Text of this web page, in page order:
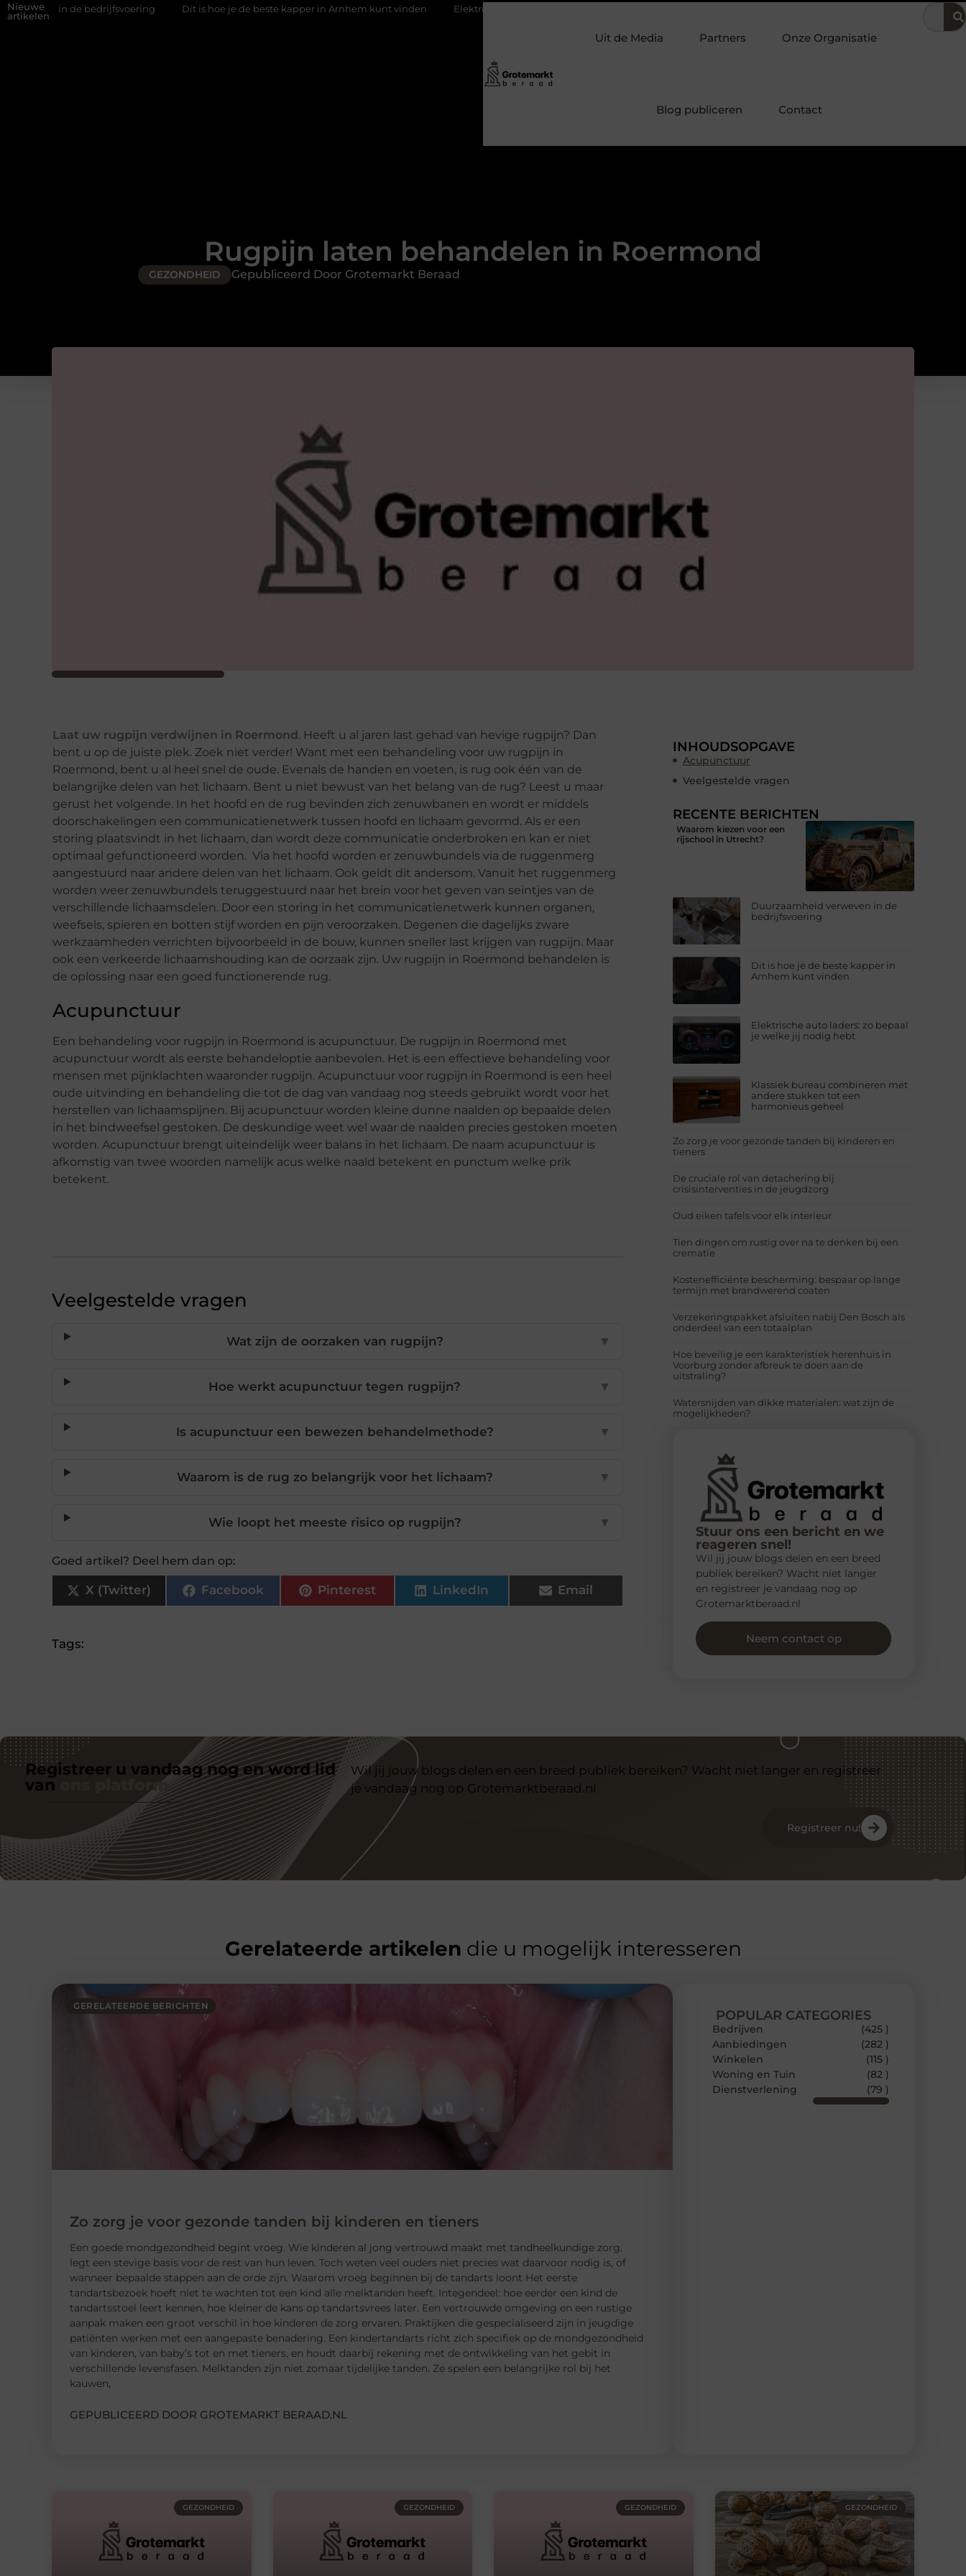
Nieuwe
artikelen
bedrijfsvoering Dit is hoe je de beste kapper in Arnhem kunt vinden Elektrische auto laders: zo bepaal je welke jij nodig hebt Klassiek bureau combineren met andere stukken tot een
Uit de Media Partners Onze Organisatie
Blog publiceren Contact
Rugpijn laten behandelen in Roermond
GEZONDHEID Gepubliceerd Door Grotemarkt Beraad
Laat uw rugpijn verdwijnen in Roermond. Heeft u al jaren last gehad van hevige rugpijn? Dan
bent u op de juiste plek. Zoek niet verder! Want met een behandeling voor uw rugpijn in
Roermond, bent u al heel snel de oude. Evenals de handen en voeten, is rug ook één van de
belangrijke delen van het lichaam. Bent u niet bewust van het belang van de rug? Leest u maar
gerust het volgende. In het hoofd en de rug bevinden zich zenuwbanen en wordt er middels
doorschakelingen een communicatienetwerk tussen hoofd en lichaam gevormd. Als er een
storing plaatsvindt in het lichaam, dan wordt deze communicatie onderbroken en kan er niet
optimaal gefunctioneerd worden. Via het hoofd worden er zenuwbundels via de ruggenmerg
aangestuurd naar andere delen van het lichaam. Ook geldt dit andersom. Vanuit het ruggenmerg
worden weer zenuwbundels teruggestuurd naar het brein voor het geven van seintjes van de
verschillende lichaamsdelen. Door een storing in het communicatienetwerk kunnen organen,
weefsels, spieren en botten stijf worden en pijn veroorzaken. Degenen die dagelijks zware
werkzaamheden verrichten bijvoorbeeld in de bouw, kunnen sneller last krijgen van rugpijn. Maar
ook een verkeerde lichaamshouding kan de oorzaak zijn. Uw rugpijn in Roermond behandelen is
de oplossing naar een goed functionerende rug.
Acupunctuur
Een behandeling voor rugpijn in Roermond is acupunctuur. De rugpijn in Roermond met
acupunctuur wordt als eerste behandeloptie aanbevolen. Het is een effectieve behandeling voor
mensen met pijnklachten waaronder rugpijn. Acupunctuur voor rugpijn in Roermond is een heel
oude uitvinding en behandeling die tot de dag van vandaag nog steeds gebruikt wordt voor het
herstellen van lichaamspijnen. Bij acupunctuur worden kleine dunne naalden op bepaalde delen
in het bindweefsel gestoken. De deskundige weet wel waar de naalden precies gestoken moeten
worden. Acupunctuur brengt uiteindelijk weer balans in het lichaam. De naam acupunctuur is
afkomstig van twee woorden namelijk acus welke naald betekent en punctum welke prik
betekent.
Veelgestelde vragen
Wat zijn de oorzaken van rugpijn? ▼
Hoe werkt acupunctuur tegen rugpijn? ▼
Is acupunctuur een bewezen behandelmethode? ▼
Waarom is de rug zo belangrijk voor het lichaam? ▼
Wie loopt het meeste risico op rugpijn? ▼
Goed artikel? Deel hem dan op:
X (Twitter) Facebook Pinterest LinkedIn Email
Tags:
INHOUDSOPGAVE
Acupunctuur
Veelgestelde vragen
RECENTE BERICHTEN
Waarom kiezen voor een
rijschool in Utrecht?
Duurzaamheid verweven in de
bedrijfsvoering
Dit is hoe je de beste kapper in
Arnhem kunt vinden
Elektrische auto laders: zo bepaal
je welke jij nodig hebt
Klassiek bureau combineren met
andere stukken tot een
harmonieus geheel
Zo zorg je voor gezonde tanden bij kinderen en
tieners
De cruciale rol van detachering bij
crisisinterventies in de jeugdzorg
Oud eiken tafels voor elk interieur
Tien dingen om rustig over na te denken bij een
crematie
Kostenefficiënte bescherming: bespaar op lange
termijn met brandwerend coaten
Verzekeringspakket afsluiten nabij Den Bosch als
onderdeel van een totaalplan
Hoe beveilig je een karakteristiek herenhuis in
Voorburg zonder afbreuk te doen aan de
uitstraling?
Watersnijden van dikke materialen: wat zijn de
mogelijkheden?
Stuur ons een bericht en we
reageren snel!
Wil jij jouw blogs delen en een breed
publiek bereiken? Wacht niet langer
en registreer je vandaag nog op
Grotemarktberaad.nl
Neem contact op
Registreer u vandaag nog en word lid
van
ons platform
Wil jij jouw blogs delen en een breed publiek bereiken? Wacht niet langer en registreer
je vandaag nog op Grotemarktberaad.nl
Registreer nu!
Gerelateerde artikelen die u mogelijk interesseren
GERELATEERDE BERICHTEN
Zo zorg je voor gezonde tanden bij kinderen en tieners
Een goede mondgezondheid begint vroeg. Wie kinderen al jong vertrouwd maakt met tandheelkundige zorg,
legt een stevige basis voor de rest van hun leven. Toch weten veel ouders niet precies wat daarvoor nodig is, of
wanneer bepaalde stappen aan de orde zijn. Waarom vroeg beginnen bij de tandarts loont Het eerste
tandartsbezoek hoeft niet te wachten tot een kind alle melktanden heeft. Integendeel: hoe eerder een kind de
tandartsstoel leert kennen, hoe kleiner de kans op tandartsvrees later. Een vertrouwde omgeving en een rustige
aanpak maken een groot verschil in hoe kinderen de zorg ervaren. Praktijken die gespecialiseerd zijn in jeugdige
patiënten werken met een aangepaste benadering. Een kindertandarts richt zich specifiek op de mondgezondheid
van kinderen, van baby’s tot en met tieners, en houdt daarbij rekening met de ontwikkeling van het gebit in
verschillende levensfasen. Melktanden zijn niet zomaar tijdelijke tanden. Ze spelen een belangrijke rol bij het
kauwen,
GEPUBLICEERD DOOR GROTEMARKT BERAAD.NL
POPULAR CATEGORIES
Bedrijven
(425 )
Aanbiedingen
(282 )
Winkelen
(115 )
Woning en Tuin
(82 )
Dienstverlening
(79 )
GEZONDHEID GEZONDHEID GEZONDHEID GEZONDHEID